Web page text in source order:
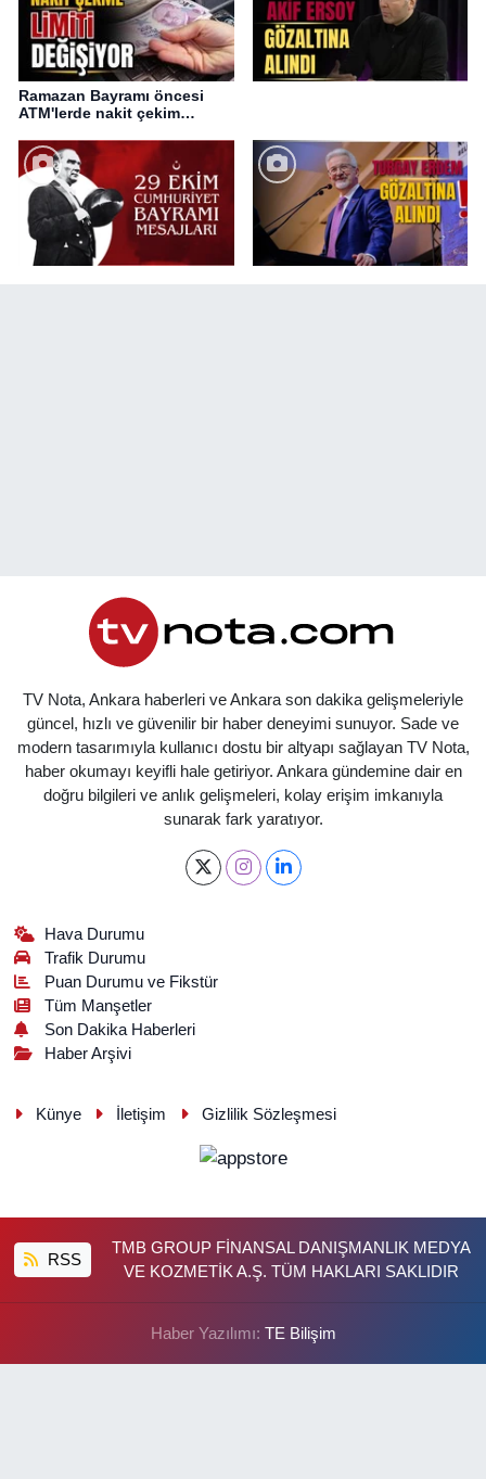
Ramazan Bayramı öncesi
ATM'lerde nakit çekim
TV Nota, Ankara haberleri ve Ankara son dakika gelişmeleriyle
güncel, hızlı ve güvenilir bir haber deneyimi sunuyor. Sade ve
modern tasarımıyla kullanıcı dostu bir altyapı sağlayan TV Nota,
haber okumayı keyifli hale getiriyor. Ankara gündemine dair en
doğru bilgileri ve anlık gelişmeleri, kolay erişim imkanıyla
sunarak fark yaratıyor.
Hava Durumu
Trafik Durumu
Puan Durumu ve Fikstür
Tüm Manşetler
Son Dakika Haberleri
Haber Arşivi
Künye İletişim Gizlilik Sözleşmesi
RSS
TMB GROUP FİNANSAL DANIŞMANLIK MEDYA
VE KOZMETİK A.Ş. TÜM HAKLARI SAKLIDIR
Haber Yazılımı: TE Bilişim